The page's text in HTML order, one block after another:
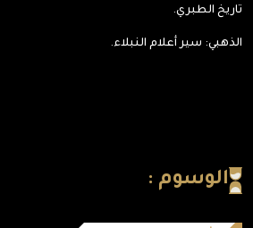
تاريخ الطبري.
الذهبي: سير أعلام النبلاء.
الوسوم :